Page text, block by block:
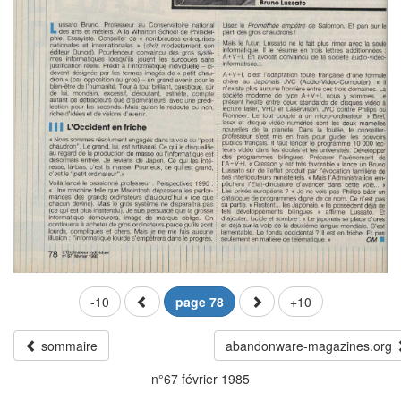
-10 page 78 +10
sommaire
abandonware-magazines.org
n°67 février 1985